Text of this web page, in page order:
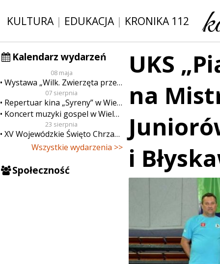
KULTURA| EDUKACJA| KRONIKA 112
Kalendarz wydarzeń
08 maja
Wystawa „Wilk. Zwierzęta przeklęte”
07 sierpnia
Repertuar kina „Syreny” w Wieluniu w dn. od 7 do 13 sierpnia
Koncert muzyki gospel w Wieluniu
23 sierpnia
XV Wojewódzkie Święto Chrzanu
Wszystkie wydarzenia >>
Społeczność
UKS
na
i